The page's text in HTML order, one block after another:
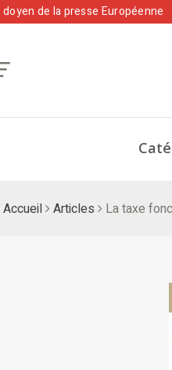
doyen de la presse Européenne
Accueil Articles La taxe